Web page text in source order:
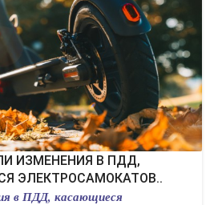
ЭЛЕКТРОСАМОКАТОВ..
в ПДД, касающиеся